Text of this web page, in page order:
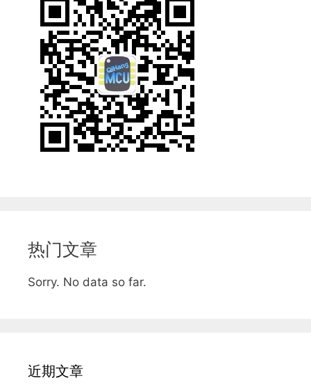
热门文章
Sorry. No data so far.
近期文章